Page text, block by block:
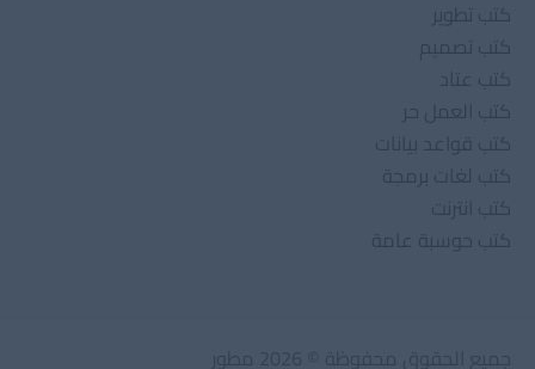
كتب تطوير
كتب تصميم
كتب عتاد
كتب العمل حر
كتب قواعد بيانات
كتب لغات برمجة
كتب انترنت
كتب حوسبة عامة